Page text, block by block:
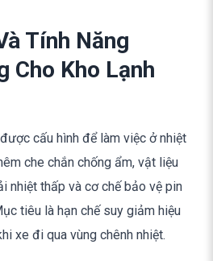
Tính Năng
Cho Kho Lạnh
cấu hình để làm việc ở nhiệt
che chắn chống ẩm, vật liệu
nhiệt thấp và cơ chế bảo vệ pin
tiêu là hạn chế suy giảm hiệu
xe đi qua vùng chênh nhiệt.